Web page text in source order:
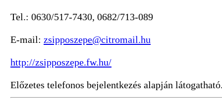
Tel.: 0630/517-7430, 0682/713-089
E-mail: zsipposzepe@citromail.hu
http://zsipposzepe.fw.hu/
Előzetes telefonos bejelentkezés alapján